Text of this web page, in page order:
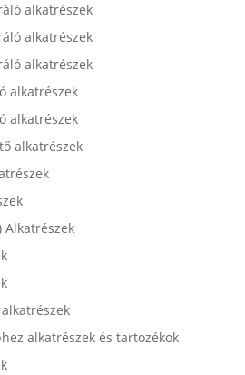
alkatrészek
alkatrészek
alkatrészek
alkatrészek
alkatrészek
alkatrészek
Alkatrészek
alkatrészek és tartozékok